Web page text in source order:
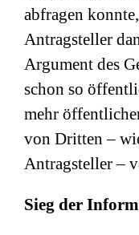
abfragen
Antragsteller
Argument des
schon so
mehr
von Dritten –
Antragsteller –
Sieg der